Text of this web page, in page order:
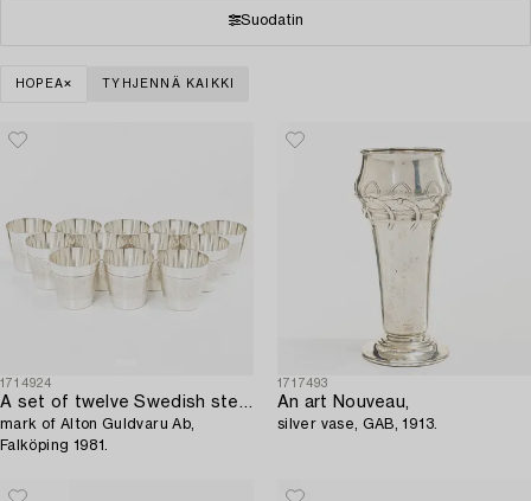
Suodatin
HOPEA TYHJENNÄ KAIKKI
1714924
A set of twelve Swedish sterling silver cups,
mark of Alton Guldvaru Ab,
Falköping 1981.
1717493
An art Nouveau,
silver vase, GAB, 1913.